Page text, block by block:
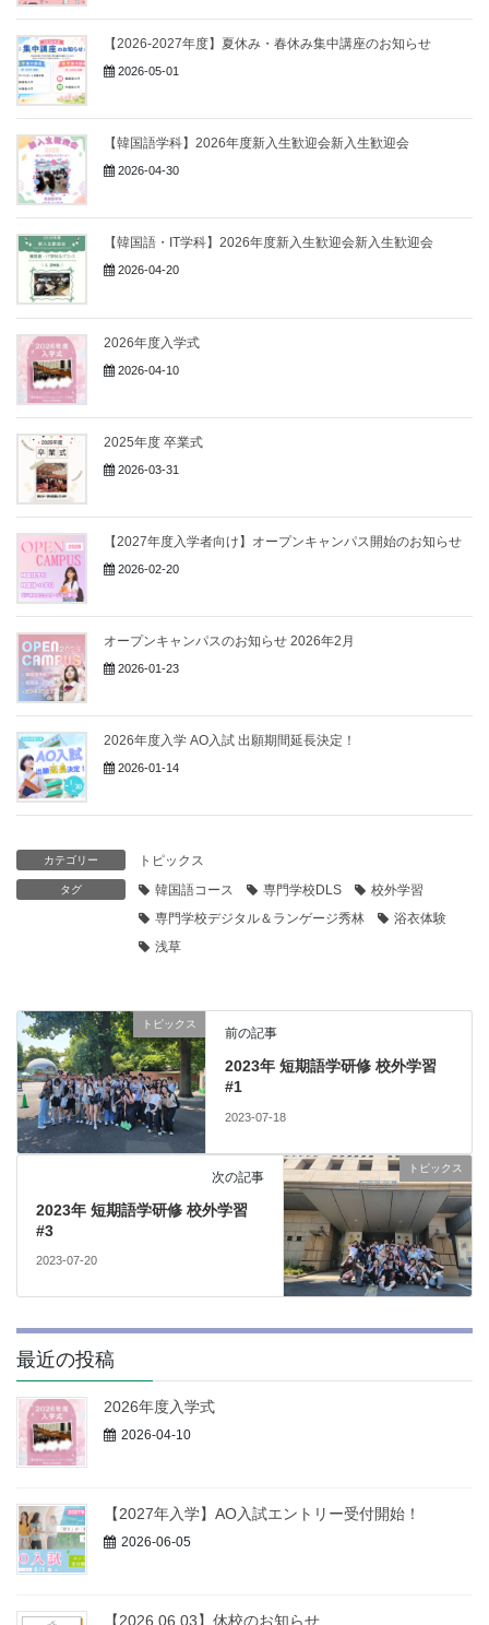
【2026-2027年度】夏休み・春休み集中講座のお知らせ
2026-05-01
【韓国語学科】2026年度新入生歓迎会新入生歓迎会
2026-04-30
【韓国語・IT学科】2026年度新入生歓迎会新入生歓迎会
2026-04-20
2026年度入学式
2026-04-10
2025年度 卒業式
2026-03-31
【2027年度入学者向け】オープンキャンパス開始のお知らせ
2026-02-20
オープンキャンパスのお知らせ 2026年2月
2026-01-23
2026年度入学 AO入試 出願期間延長決定！
2026-01-14
カテゴリー トピックス
タグ 韓国語コース 専門学校DLS
校外学習
専門学校デジタル＆ランゲージ秀林
浴衣体験
浅草
トピックス
前の記事
2023年 短期語学研修 校外学習
#1
2023-07-18
トピックス
次の記事
2023年 短期語学研修 校外学習
#3
2023-07-20
最近の投稿
2026年度入学式
2026-04-10
【2027年入学】AO入試エントリー受付開始！
2026-06-05
【2026.06.03】休校のお知らせ